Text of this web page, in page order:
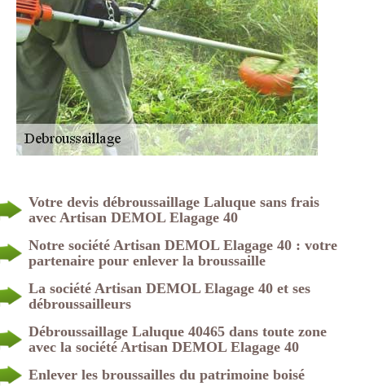
Votre devis débroussaillage Laluque sans frais
avec Artisan DEMOL Elagage 40
Notre société Artisan DEMOL Elagage 40 : votre
partenaire pour enlever la broussaille
La société Artisan DEMOL Elagage 40 et ses
débroussailleurs
Débroussaillage Laluque 40465 dans toute zone
avec la société Artisan DEMOL Elagage 40
Enlever les broussailles du patrimoine boisé